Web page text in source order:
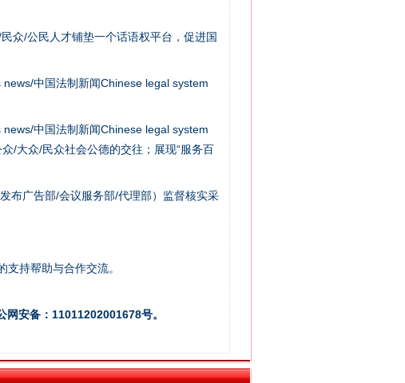
众/公民人才铺垫一个话语权平台，促进国
中国法制新闻Chinese legal system
中国法制新闻Chinese legal system
/大众/民众社会公德的交往；展现“服务百
布广告部/会议服务部/代理部）监督核实采
持帮助与合作交流。
安备：11011202001678号。
法官巧妙执行解纠纷
新中国诞生的见证